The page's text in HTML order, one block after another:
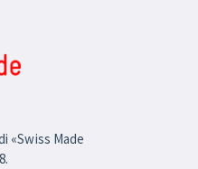
«Swiss Made